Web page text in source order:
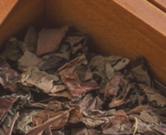
ストレス病
痴呆症